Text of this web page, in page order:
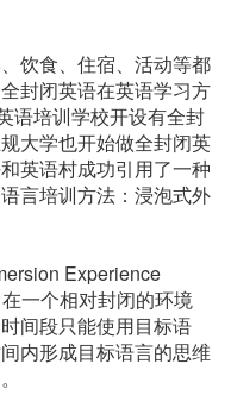
饮食、住宿、活动等都
封闭英语在英语学习方
语培训学校开设有全封
大学也开始做全封闭英
英语村成功引用了一种
言培训方法：浸泡式外
Experience
一个相对封闭的环境
间段只能使用目标语
内形成目标语言的思维